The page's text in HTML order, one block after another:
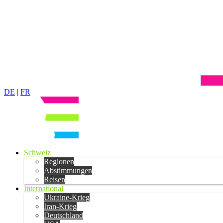
DE | FR
Schweiz
Regionen
Abstimmungen
Reisen
International
Ukraine-Krieg
Iran-Krieg
Deutschland